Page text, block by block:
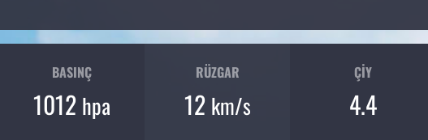
BASINÇ
1012 hpa
RÜZGAR
12 km/s
ÇIY
4.4